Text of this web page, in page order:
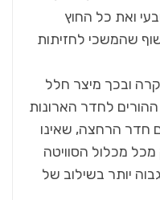
ואת כל החוץ
שהמשכי לחזיתות
ובכך מיצר חלל
ההורים לחדר הארונות
חדר הרחצה, שאינו
מכלול הסוויטה
יותר בשילוב של